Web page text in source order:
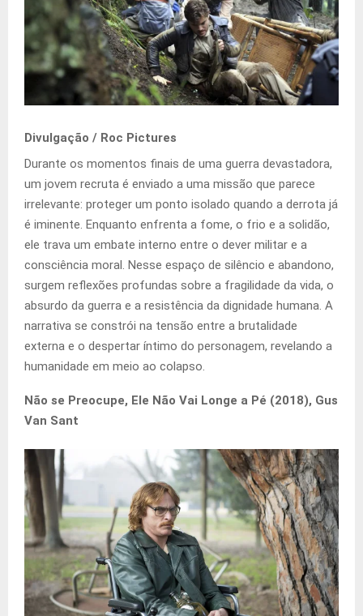
Divulgação / Roc Pictures
Durante os momentos finais de uma guerra devastadora,
um jovem recruta é enviado a uma missão que parece
irrelevante: proteger um ponto isolado quando a derrota já
é iminente. Enquanto enfrenta a fome, o frio e a solidão,
ele trava um embate interno entre o dever militar e a
consciência moral. Nesse espaço de silêncio e abandono,
surgem reflexões profundas sobre a fragilidade da vida, o
absurdo da guerra e a resistência da dignidade humana. A
narrativa se constrói na tensão entre a brutalidade
externa e o despertar íntimo do personagem, revelando a
humanidade em meio ao colapso.
Não se Preocupe, Ele Não Vai Longe a Pé (2018), Gus
Van Sant